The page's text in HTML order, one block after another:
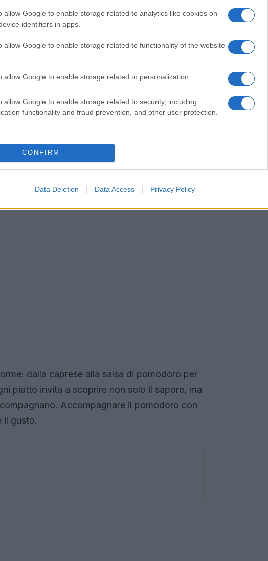
allow Google to enable storage related to analytics like cookies on
identifiers in apps.
allow Google to enable storage related to functionality of the website
allow Google to enable storage related to personalization.
allow Google to enable storage related to security, including
functionality and fraud prevention, and other user protection.
CONFIRM
Data Deletion Data Access Privacy Policy
e di stagione è fondamentale per garantire un
e della sostenibilità. Scegliere pomodori
locali riduce l’impatto ambientale
volta che si gusta un piatto a base di
di chi lo ha coltivato con passione.
dalla caprese alla salsa di pomodoro per
piatto invita a scoprire non solo il sapore, ma
Accompagnare il pomodoro con
il gusto.